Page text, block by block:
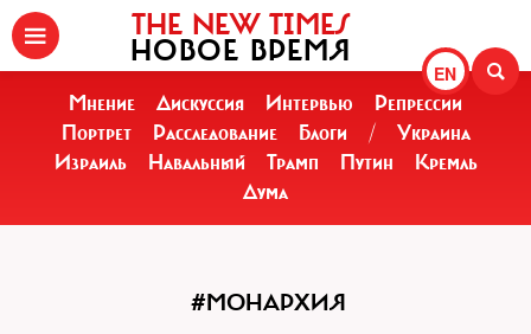
EN
THE NEW TIMES
НОВОЕ ВРЕМЯ
Мнение Дискуссия Интервью
Репрессии
Портрет
Расследование Блоги /
Украина
Израиль
Навальный Трамп Путин
Кремль
Дума
#МОНАРХИЯ